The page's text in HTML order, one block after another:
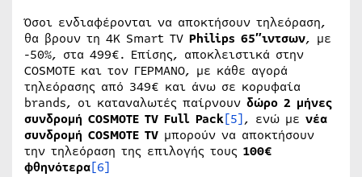
Όσοι ενδιαφέρονται να αποκτήσουν τηλεόραση,
θα βρουν τη 4Κ Smart TV Philips 65″ιντσων, με
-50%, στα 499€. Επίσης, αποκλειστικά στην
COSMOTE και τον ΓΕΡΜΑΝΟ, με κάθε αγορά
τηλεόρασης από 349€ και άνω σε κορυφαία
brands, οι καταναλωτές παίρνουν δώρο 2 μήνες
συνδρομή COSMOTE TV Full Pack[5], ενώ με νέα
συνδρομή COSMOTE TV μπορούν να αποκτήσουν
την τηλεόραση της επιλογής τους 100€
φθηνότερα[6]